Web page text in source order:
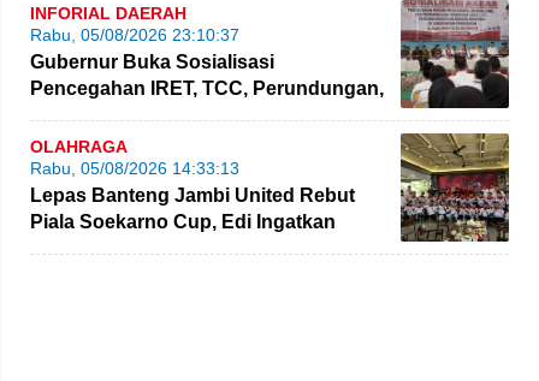
INFORIAL DAERAH
Rabu, 05/08/2026 23:10:37
Gubernur Buka Sosialisasi
Pencegahan IRET, TCC, Perundungan,
dan Bahaya Narkoba di Bungo
OLAHRAGA
Rabu, 05/08/2026 14:33:13
Lepas Banteng Jambi United Rebut
Piala Soekarno Cup, Edi Ingatkan
Pemain Jaga Sportivitas